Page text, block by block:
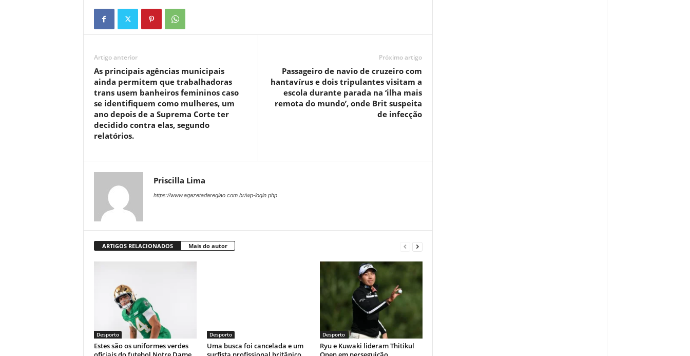
Artigo anterior
As principais agências municipais
ainda permitem que trabalhadoras
trans usem banheiros femininos caso
se identifiquem como mulheres, um
ano depois de a Suprema Corte ter
decidido contra elas, segundo
relatórios.
Próximo artigo
Passageiro de navio de cruzeiro com
hantavírus e dois tripulantes visitam a
escola durante parada na ‘ilha mais
remota do mundo’, onde Brit suspeita
de infecção
Priscilla Lima
https://www.agazetadaregiao.com.br/wp-login.php
ARTIGOS RELACIONADOS Mais do autor
Desporto
Estes são os uniformes verdes
Desporto
Uma busca foi cancelada e um
Desporto
Ryu e Kuwaki lideram Thitikul